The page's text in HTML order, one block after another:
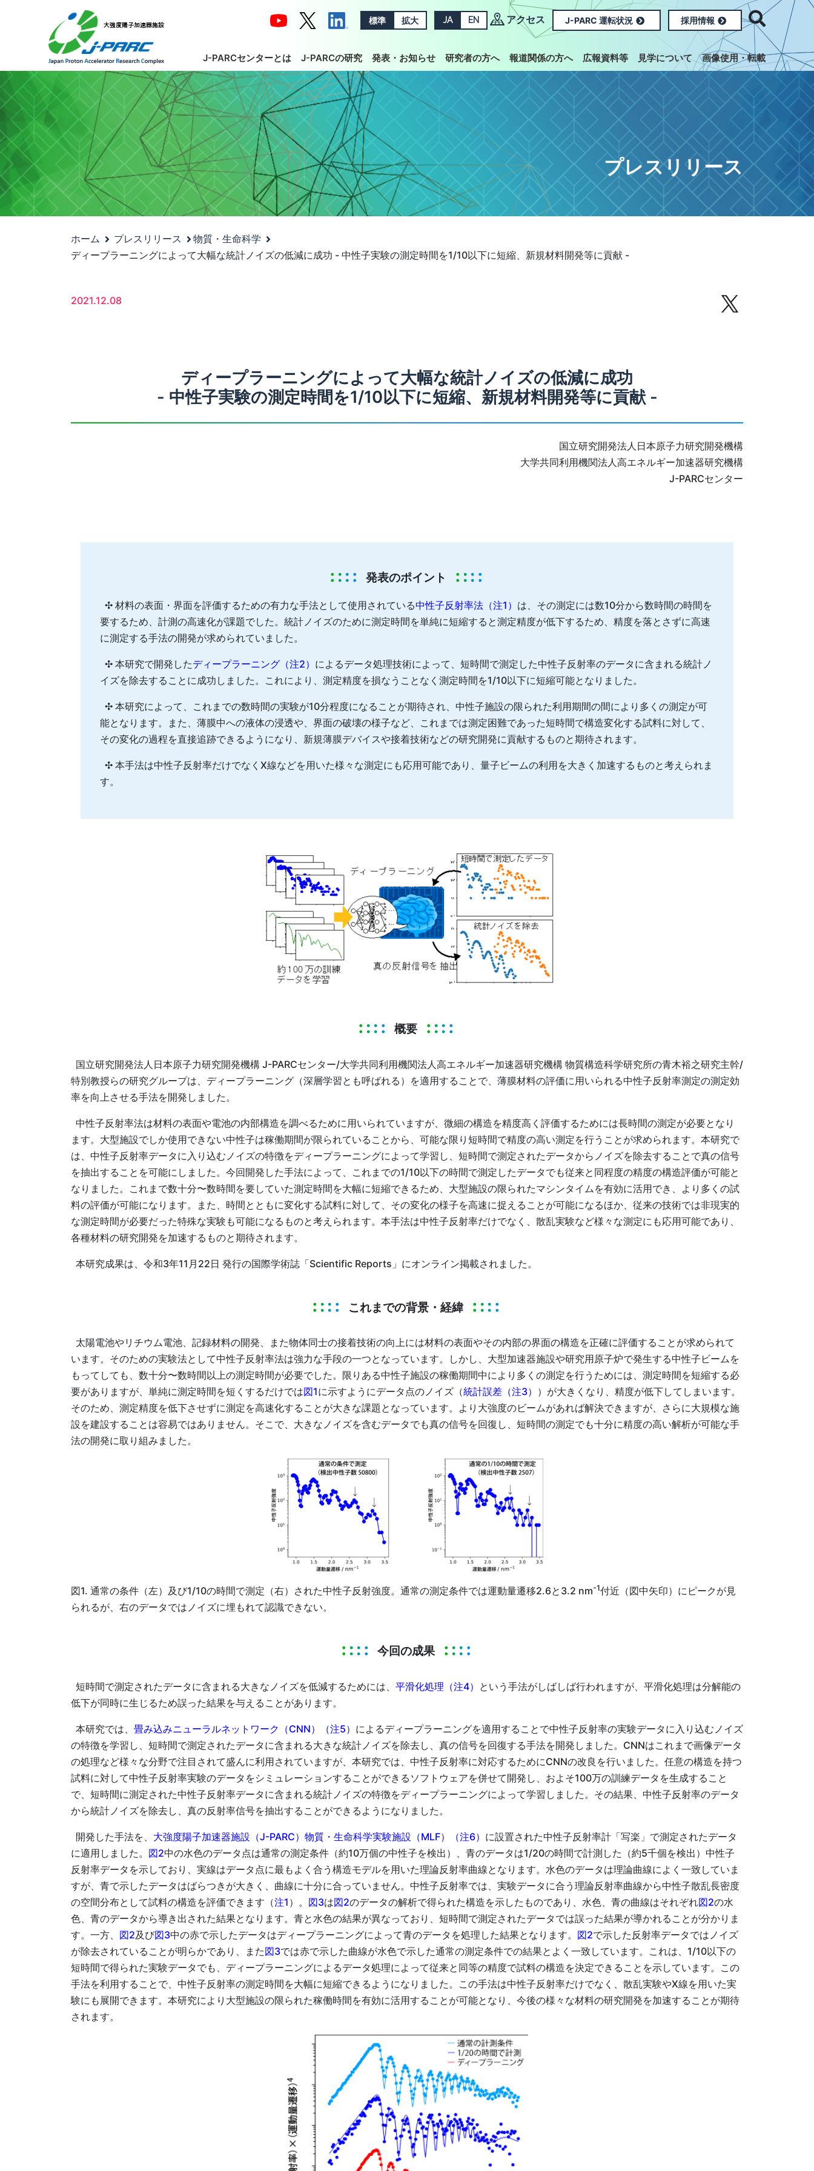
標準 拡大 JA EN アクセス J-PARC 運転状況 採用情報
J-PARCセンターとは J-PARCの研究 発表・お知らせ 研究者の方へ 報道関係の方へ 広報資料等 見学について 画像使用・転載
プレスリリース
ホーム プレスリリース
物質・生命科学
ディープラーニングによって大幅な統計ノイズの低減に成功 - 中性子実験の測定時間を1/10以下に短縮、新規材料開発等に貢献 -
2021.12.08
ディープラーニングによって大幅な統計ノイズの低減に成功
- 中性子実験の測定時間を1/10以下に短縮、新規材料開発等に貢献 -
国立研究開発法人日本原子力研究開発機構
大学共同利用機関法人高エネルギー加速器研究機構
J-PARCセンター
発表のポイント
✣ 材料の表面・界面を評価するための有力な手法として使用されている中性子反射率法（注1） は、その測定には数10分から数時間の時間を
要するため、計測の高速化が課題でした。統計ノイズのために測定時間を単純に短縮すると測定精度が低下するため、精度を落とさずに高速
に測定する手法の開発が求められていました。
✣ 本研究で開発したディープラーニング（注2） によるデータ処理技術によって、短時間で測定した中性子反射率のデータに含まれる統計ノ
イズを除去することに成功しました。これにより、測定精度を損なうことなく測定時間を1/10以下に短縮可能となりました。
✣ 本研究によって、これまでの数時間の実験が10分程度になることが期待され、中性子施設の限られた利用期間の間により多くの測定が可
能となります。また、薄膜中への液体の浸透や、界面の破壊の様子など、これまでは測定困難であった短時間で構造変化する試料に対して、
その変化の過程を直接追跡できるようになり、新規薄膜デバイスや接着技術などの研究開発に貢献するものと期待されます。
✣ 本手法は中性子反射率だけでなくX線などを用いた様々な測定にも応用可能であり、量子ビームの利用を大きく加速するものと考えられま
す。
概要
国立研究開発法人日本原子力研究開発機構 J-PARCセンター/大学共同利用機関法人高エネルギー加速器研究機構 物質構造科学研究所の青木裕之研究主幹/
特別教授らの研究グループは、ディープラーニング（深層学習とも呼ばれる）を適用することで、薄膜材料の評価に用いられる中性子反射率測定の測定効
率を向上させる手法を開発しました。
中性子反射率法は材料の表面や電池の内部構造を調べるために用いられていますが、微細の構造を精度高く評価するためには長時間の測定が必要となり
ます。大型施設でしか使用できない中性子は稼働期間が限られていることから、可能な限り短時間で精度の高い測定を行うことが求められます。本研究で
は、中性子反射率データに入り込むノイズの特徴をディープラーニングによって学習し、短時間で測定されたデータからノイズを除去することで真の信号
を抽出することを可能にしました。今回開発した手法によって、これまでの1/10以下の時間で測定したデータでも従来と同程度の精度の構造評価が可能と
なりました。これまで数十分〜数時間を要していた測定時間を大幅に短縮できるため、大型施設の限られたマシンタイムを有効に活用でき、より多くの試
料の評価が可能になります。また、時間とともに変化する試料に対して、その変化の様子を高速に捉えることが可能になるほか、従来の技術では非現実的
な測定時間が必要だった特殊な実験も可能になるものと考えられます。本手法は中性子反射率だけでなく、散乱実験など様々な測定にも応用可能であり、
各種材料の研究開発を加速するものと期待されます。
本研究成果は、令和3年11月22日 発行の国際学術誌「Scientific Reports」にオンライン掲載されました。
これまでの背景・経緯
太陽電池やリチウム電池、記録材料の開発、また物体同士の接着技術の向上には材料の表面やその内部の界面の構造を正確に評価することが求められて
います。そのための実験法として中性子反射率法は強力な手段の一つとなっています。しかし、大型加速器施設や研究用原子炉で発生する中性子ビームを
もってしても、数十分〜数時間以上の測定時間が必要でした。限りある中性子施設の稼働期間中により多くの測定を行うためには、測定時間を短縮する必
要がありますが、単純に測定時間を短くするだけでは図1に示すようにデータ点のノイズ（統計誤差（注3） ）が大きくなり、精度が低下してしまいます。
そのため、測定精度を低下させずに測定を高速化することが大きな課題となっています。より大強度のビームがあれば解決できますが、さらに大規模な施
設を建設することは容易ではありません。そこで、大きなノイズを含むデータでも真の信号を回復し、短時間の測定でも十分に精度の高い解析が可能な手
法の開発に取り組みました。
図1. 通常の条件（左）及び1/10の時間で測定（右）された中性子反射強度。通常の測定条件では運動量遷移2.6と3.2 nm-1付近（図中矢印）にピークが見
られるが、右のデータではノイズに埋もれて認識できない。
今回の成果
短時間で測定されたデータに含まれる大きなノイズを低減するためには、 平滑化処理（注4） という手法がしばしば行われますが、平滑化処理は分解能の
低下が同時に生じるため誤った結果を与えることがあります。
本研究では、 畳み込みニューラルネットワーク（CNN）（注5） によるディープラーニングを適用することで中性子反射率の実験データに入り込むノイズ
の特徴を学習し、短時間で測定されたデータに含まれる大きな統計ノイズを除去し、真の信号を回復する手法を開発しました。CNNはこれまで画像データ
の処理など様々な分野で注目されて盛んに利用されていますが、本研究では、中性子反射率に対応するためにCNNの改良を行いました。任意の構造を持つ
試料に対して中性子反射率実験のデータをシミュレーションすることができるソフトウェアを併せて開発し、およそ100万の訓練データを生成すること
で、短時間に測定された中性子反射率データに含まれる統計ノイズの特徴をディープラーニングによって学習しました。その結果、中性子反射率のデータ
から統計ノイズを除去し、真の反射率信号を抽出することができるようになりました。
開発した手法を、 大強度陽子加速器施設（J-PARC）物質・生命科学実験施設（MLF）（注6） に設置された中性子反射率計「写楽」で測定されたデータ
に適用しました。 図2中の水色のデータ点は通常の測定条件（約10万個の中性子を検出）、青のデータは1/20の時間で計測した（約5千個を検出）中性子
反射率データを示しており、実線はデータ点に最もよく合う構造モデルを用いた理論反射率曲線となります。水色のデータは理論曲線によく一致していま
すが、青で示したデータはばらつきが大きく、曲線に十分に合っていません。中性子反射率では、実験データに合う理論反射率曲線から中性子散乱長密度
の空間分布として試料の構造を評価できます（注1 ）。 図3は図2のデータの解析で得られた構造を示したものであり、水色、青の曲線はそれぞれ図2の水
色、青のデータから導き出された結果となります。青と水色の結果が異なっており、短時間で測定されたデータでは誤った結果が導かれることが分かりま
す。一方、 図2及び図3中の赤で示したデータはディープラーニングによって青のデータを処理した結果となります。 図2で示した反射率データではノイズ
が除去されていることが明らかであり、また図3では赤で示した曲線が水色で示した通常の測定条件での結果とよく一致しています。これは、1/10以下の
短時間で得られた実験データでも、ディープラーニングによるデータ処理によって従来と同等の精度で試料の構造を決定できることを示しています。この
手法を利用することで、中性子反射率の測定時間を大幅に短縮できるようになりました。この手法は中性子反射率だけでなく、散乱実験やX線を用いた実
験にも展開できます。本研究により大型施設の限られた稼働時間を有効に活用することが可能となり、今後の様々な材料の研究開発を加速することが期待
されます。